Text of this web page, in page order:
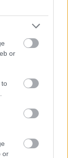
or
to
or
repülőtér
vezetéken